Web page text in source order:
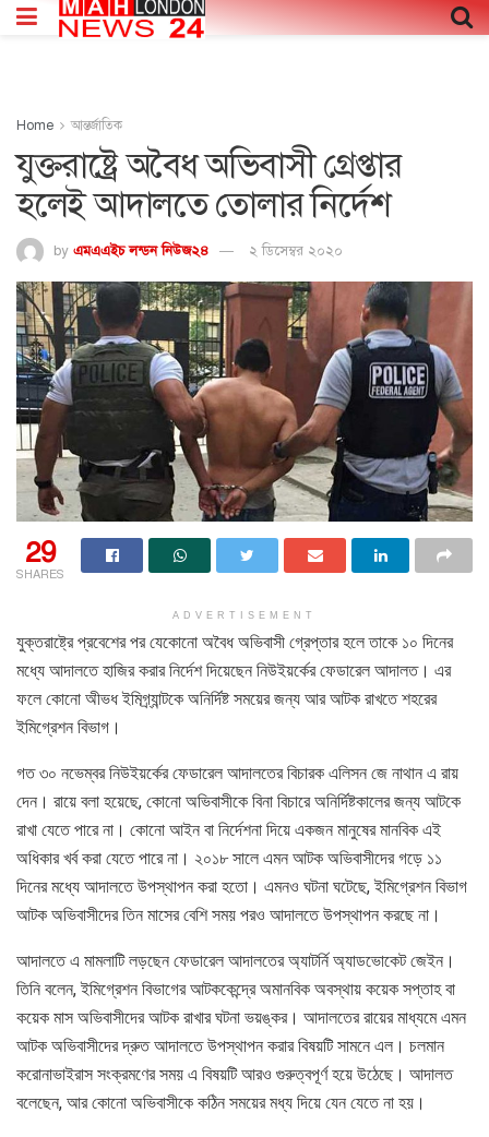
Home আন্তর্জাতিক
যুক্তরাষ্ট্রে অবৈধ অভিবাসী গ্রেপ্তার
হলেই আদালতে তোলার নির্দেশ
by এমএএইচ লন্ডন নিউজ২৪ ২ ডিসেম্বর ২০২০
29
SHARES
ADVERTISEMENT
যুক্তরাষ্ট্রে প্রবেশের পর যেকোনো অবৈধ অভিবাসী গ্রেপ্তার হলে তাকে ১০ দিনের
মধ্যে আদালতে হাজির করার নির্দেশ দিয়েছেন নিউইয়র্কের ফেডারেল আদালত। এর
ফলে কোনো অীভধ ইমিগ্র্যান্টকে অনির্দিষ্ট সময়ের জন্য আর আটক রাখতে শহরের
ইমিগ্রেশন বিভাগ।
গত ৩০ নভেম্বর নিউইয়র্কের ফেডারেল আদালতের বিচারক এলিসন জে নাথান এ রায়
দেন। রায়ে বলা হয়েছে, কোনো অভিবাসীকে বিনা বিচারে অনির্দিষ্টকালের জন্য আটকে
রাখা যেতে পারে না। কোনো আইন বা নির্দেশনা দিয়ে একজন মানুষের মানবিক এই
অধিকার খর্ব করা যেতে পারে না। ২০১৮ সালে এমন আটক অভিবাসীদের গড়ে ১১
দিনের মধ্যে আদালতে উপস্থাপন করা হতো। এমনও ঘটনা ঘটেছে, ইমিগ্রেশন বিভাগ
আটক অভিবাসীদের তিন মাসের বেশি সময় পরও আদালতে উপস্থাপন করছে না।
আদালতে এ মামলাটি লড়ছেন ফেডারেল আদালতের অ্যাটর্নি অ্যাডভোকেট জেইন।
তিনি বলেন, ইমিগ্রেশন বিভাগের আটককেন্দ্রে অমানবিক অবস্থায় কয়েক সপ্তাহ বা
কয়েক মাস অভিবাসীদের আটক রাখার ঘটনা ভয়ঙ্কর। আদালতের রায়ের মাধ্যমে এমন
আটক অভিবাসীদের দ্রুত আদালতে উপস্থাপন করার বিষয়টি সামনে এল। চলমান
করোনাভাইরাস সংক্রমণের সময় এ বিষয়টি আরও গুরুত্বপূর্ণ হয়ে উঠেছে। আদালত
বলেছেন, আর কোনো অভিবাসীকে কঠিন সময়ের মধ্য দিয়ে যেন যেতে না হয়।